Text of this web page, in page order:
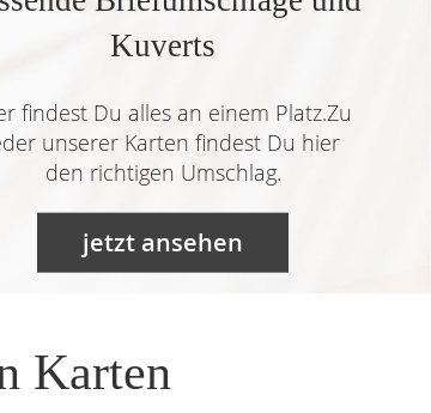
Kuverts
findest Du alles an einem Platz.Zu
unserer Karten findest Du hier
den richtigen Umschlag.
jetzt ansehen
Karten